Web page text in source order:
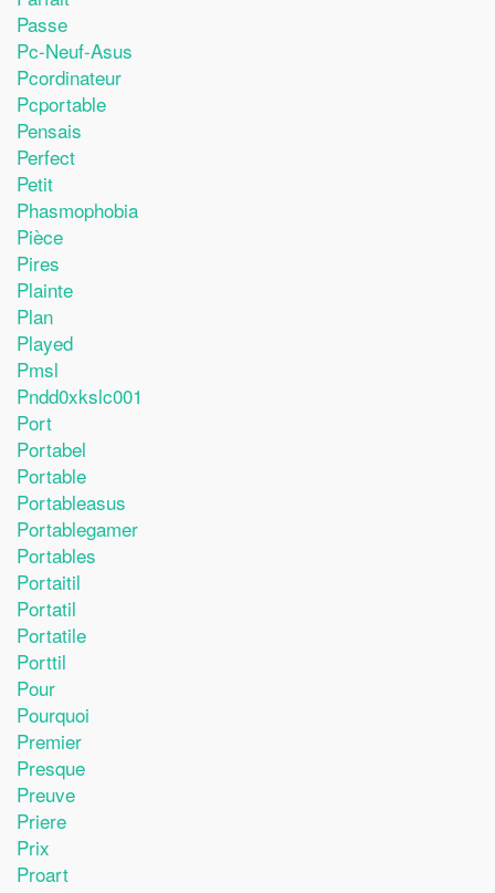
Passe
Pc-Neuf-Asus
Pcordinateur
Pcportable
Pensais
Perfect
Petit
Phasmophobia
Pièce
Pires
Plainte
Plan
Played
Pmsl
Pndd0xkslc001
Port
Portabel
Portable
Portableasus
Portablegamer
Portables
Portaitil
Portatil
Portatile
Porttil
Pour
Pourquoi
Premier
Presque
Preuve
Priere
Prix
Proart